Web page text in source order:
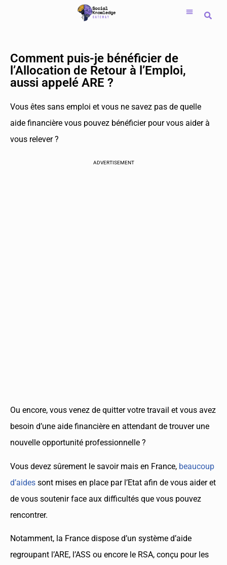
contenido
Comment puis-je bénéficier de
l’Allocation de Retour à l’Emploi,
aussi appelé ARE ?
Vous êtes sans emploi et vous ne savez pas de quelle
aide financière vous pouvez bénéficier pour vous aider à
vous relever ?
ADVERTISEMENT
Ou encore, vous venez de quitter votre travail et vous avez
besoin d’une aide financière en attendant de trouver une
nouvelle opportunité professionnelle ?
Vous devez sûrement le savoir mais en France, beaucoup
d’aides sont mises en place par l’Etat afin de vous aider et
de vous soutenir face aux difficultés que vous pouvez
rencontrer.
Notamment, la France dispose d’un système d’aide
regroupant l’ARE, l’ASS ou encore le RSA, conçu pour les